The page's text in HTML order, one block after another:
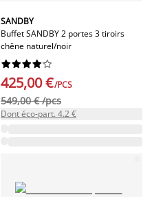
SANDBY
Buffet SANDBY 2 portes 3 tiroirs
chêne naturel/noir






425,00 €/PCS
549,00 € /pcs
Dont éco-part. 4.2 €